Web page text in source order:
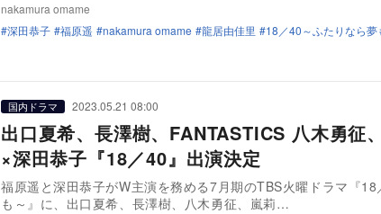
nakamura omame
深田恭子
福原遥 nakamura omame 龍居由佳里 18／40～ふたりなら夢
国内ドラマ 2023.05.21 08:00
出口夏希、長澤樹、FANTASTICS 八木勇征
×深田恭子『18／40』出演決定
福原遥と深田恭子がW主演を務める7月期のTBS火曜ドラマ『
も～』に、出口夏希、長澤樹、八木勇征、嵐莉…